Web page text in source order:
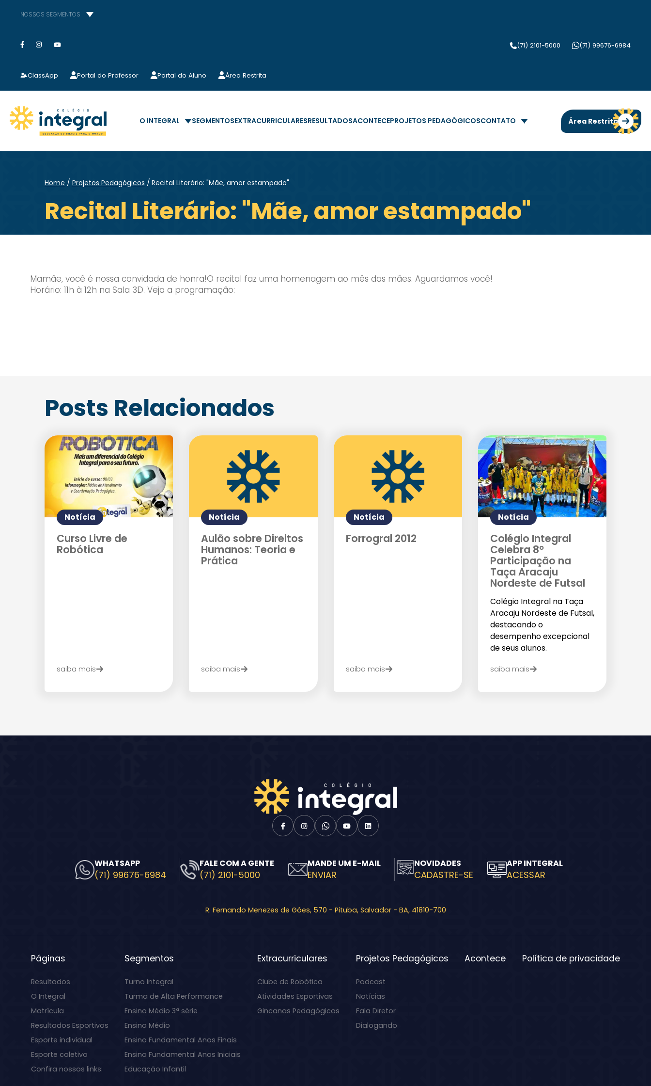
NOSSOS SEGMENTOS
ClassApp Portal do Professor Portal do Aluno Área Restrita
(71) 2101-5000 (71) 99676-6984
O INTEGRAL SEGMENTOSEXTRACURRICULARESRESULTADOSACONTECEPROJETOS PEDAGÓGICOSCONTATO Área Restrita
Home Projetos Pedagógicos Recital Literário: "Mãe, amor estampado"
Recital Literário: "Mãe, amor estampado"
Mamãe, você é nossa convidada de honra!O recital faz uma homenagem ao mês das mães. Aguardamos você!
Horário: 11h à 12h na Sala 3D. Veja a programação:
Posts Relacionados
Notícia
Curso Livre de
Robótica
saiba mais
Notícia
Aulão sobre Direitos
Humanos: Teoria e
Prática
saiba mais
Notícia
Forrogral 2012
saiba mais
Notícia
Colégio Integral
Celebra 8º
Participação na
Taça Aracaju
Nordeste de Futsal
Colégio Integral na Taça
Aracaju Nordeste de Futsal,
destacando o
desempenho excepcional
de seus alunos.
saiba mais
WHATSAPP
(71) 99676-6984
FALE COM A GENTE
(71) 2101-5000
MANDE UM E-MAIL
ENVIAR
NOVIDADES
CADASTRE-SE
APP INTEGRAL
ACESSAR
R. Fernando Menezes de Góes, 570 - Pituba, Salvador - BA, 41810-700
Páginas
Resultados
O Integral
Matrícula
Resultados Esportivos
Esporte individual
Esporte coletivo
Confira nossos links:
Segmentos
Turno Integral
Turma de Alta Performance
Ensino Médio 3ª série
Ensino Médio
Ensino Fundamental Anos Finais
Ensino Fundamental Anos Iniciais
Educação Infantil
Extracurriculares
Clube de Robótica
Atividades Esportivas
Gincanas Pedagógicas
Projetos Pedagógicos
Podcast
Notícias
Fala Diretor
Dialogando
Acontece Política de privacidade
Enviei um E-mail